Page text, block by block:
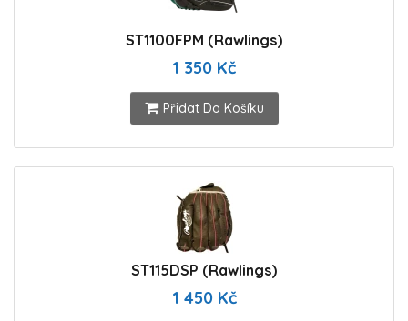
ST1100FPM (Rawlings)
1 350 Kč
Přidat Do Košíku
ST115DSP (Rawlings)
1 450 Kč